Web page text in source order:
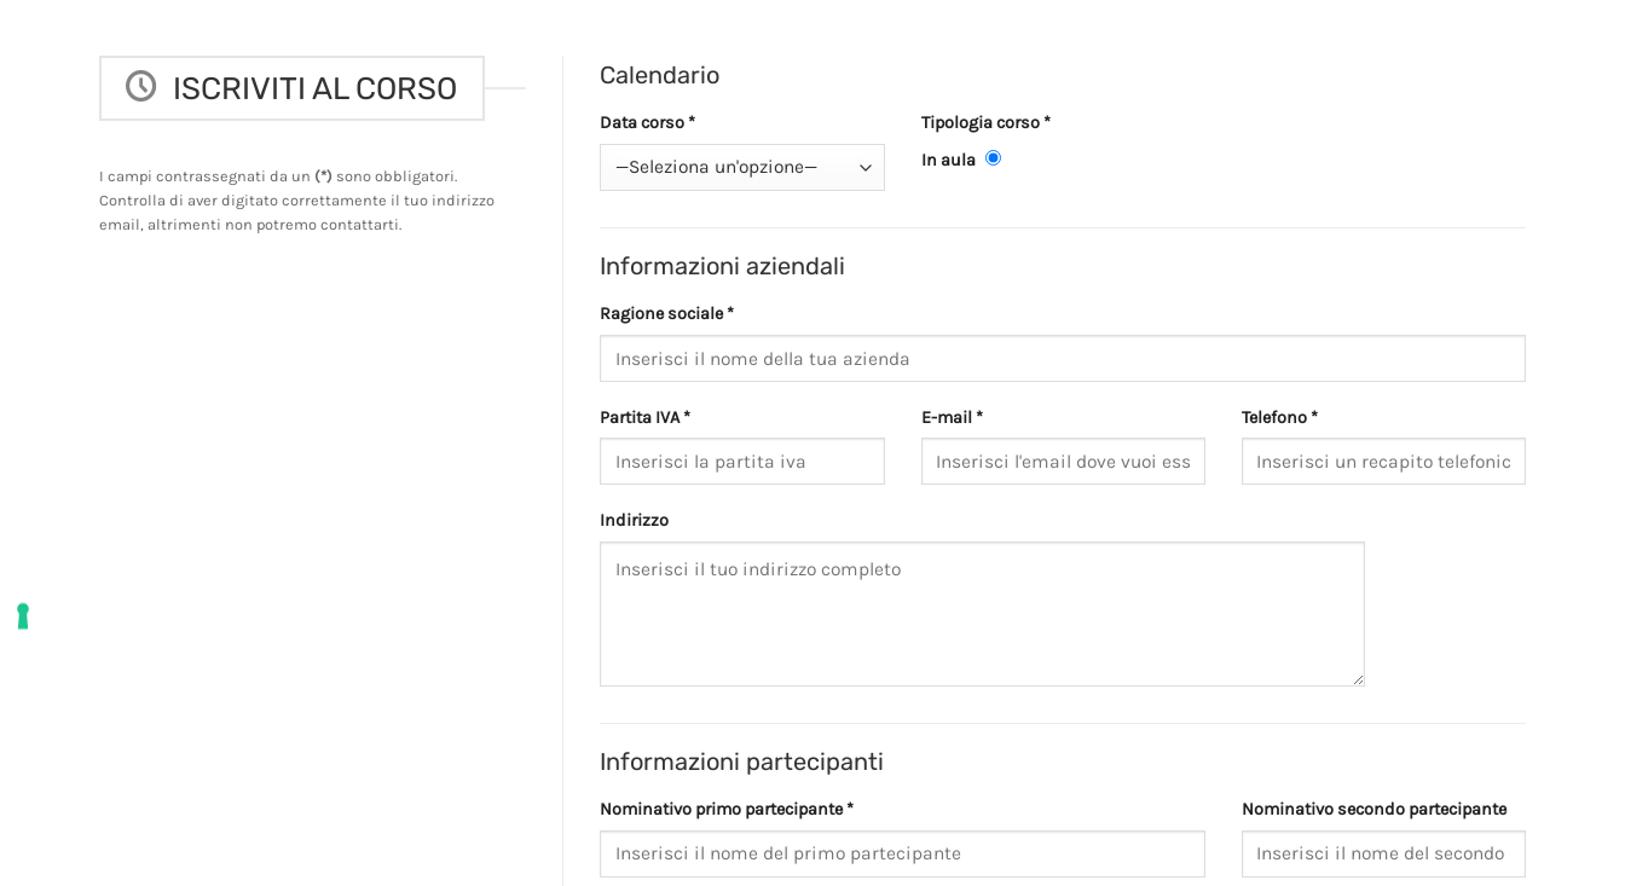
ISCRIVITI AL CORSO
I campi contrassegnati da un (*) sono obbligatori.
Controlla di aver digitato correttamente il tuo indirizzo
email, altrimenti non potremo contattarti.
Calendario
Data corso *
Tipologia corso *
In aula
Informazioni aziendali
Ragione sociale *
Partita IVA * E-mail * Telefono *
Indirizzo
Informazioni partecipanti
Nominativo primo partecipante * Nominativo secondo partecipante